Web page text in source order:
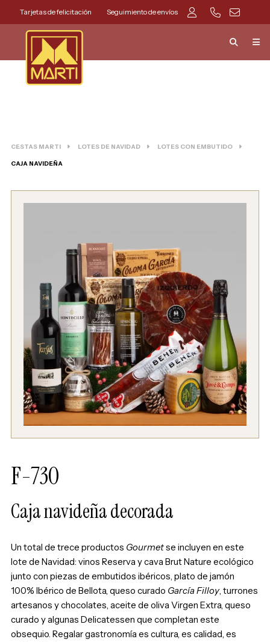
Tarjetas de felicitación Seguimiento de envíos
CESTAS MARTI LOTES DE NAVIDAD LOTES CON EMBUTIDO
CAJA NAVIDEÑA
F-730
Caja navideña decorada
Un total de trece productos Gourmetse incluyen en este
lote de Navidad: vinos Reserva y cava Brut Nature ecológico
junto con piezas de embutidos ibéricos, plato de jamón
100% Ibérico de Bellota, queso curado García Filloy, turrones
artesanos y chocolates, aceite de oliva Virgen Extra, queso
curado y algunas Delicatessen que completan este
obsequio. Regalar gastronomía es cultura, es calidad, es